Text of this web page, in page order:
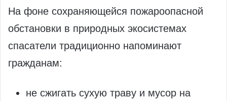
На фоне сохраняющейся пожароопасной
обстановки в природных экосистемах
спасатели традиционно напоминают
гражданам:
не сжигать сухую траву и мусор на